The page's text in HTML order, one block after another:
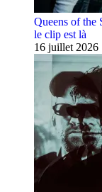
Queens of the
le clip est là
16 juillet 2026